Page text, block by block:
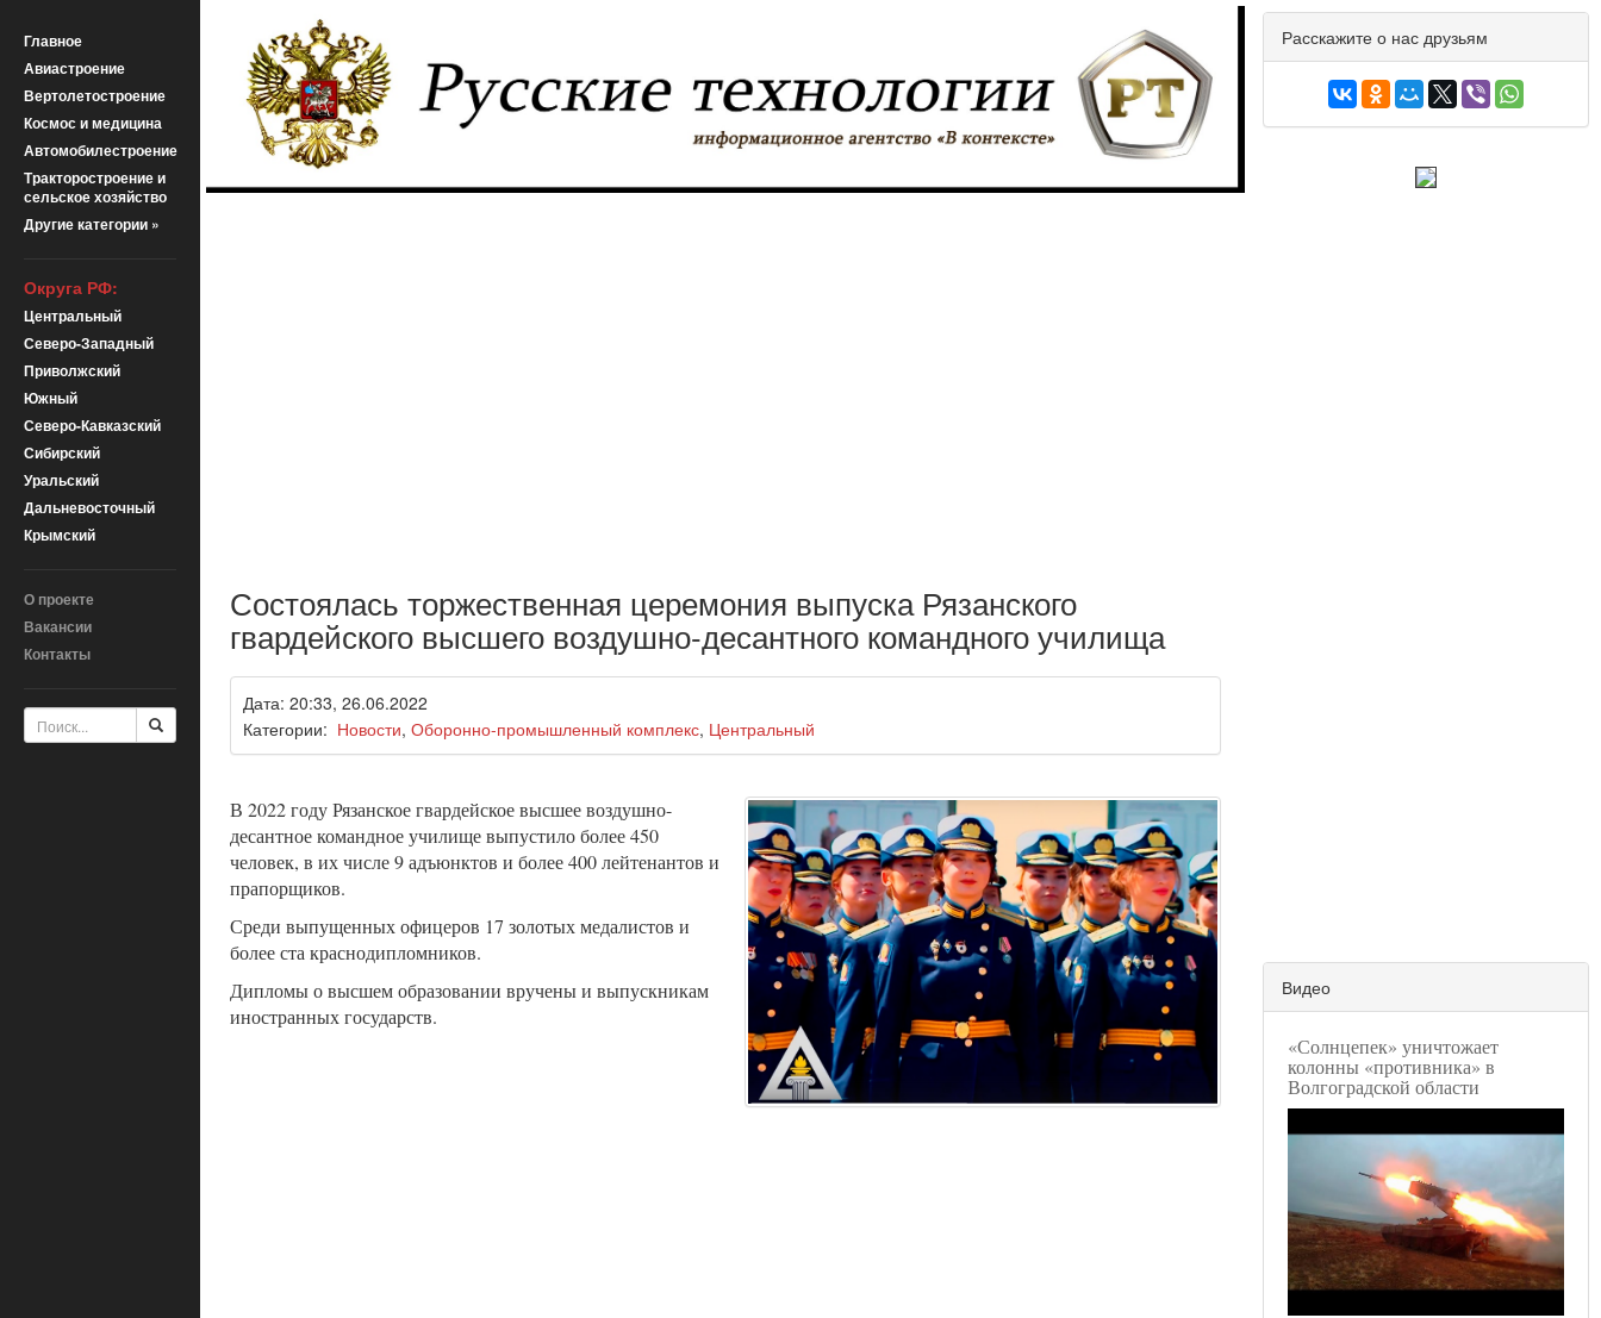
Главное
Авиастроение
Вертолетостроение
Космос и медицина
Автомобилестроение
Тракторостроение и
сельское хозяйство
Другие категории »
Округа РФ:
Центральный
Северо-Западный
Приволжский
Южный
Северо-Кавказский
Сибирский
Уральский
Дальневосточный
Крымский
О проекте
Вакансии
Контакты
Состоялась торжественная церемония выпуска Рязанского
гвардейского высшего воздушно-десантного командного училища
Дата: 20:33, 26.06.2022
Категории: Новости, Оборонно-промышленный комплекс, Центральный
В 2022 году Рязанское гвардейское высшее воздушно-
десантное командное училище выпустило более 450
человек, в их числе 9 адъюнктов и более 400 лейтенантов и
прапорщиков.
Среди выпущенных офицеров 17 золотых медалистов и
более ста краснодипломников.
Дипломы о высшем образовании вручены и выпускникам
иностранных государств.
Расскажите о нас друзьям
Видео
«Солнцепек» уничтожает
колонны «противника» в
Волгоградской области